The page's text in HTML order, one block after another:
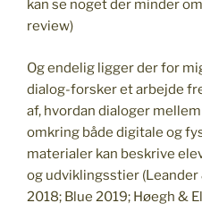
kan se noget der minder
review)
Og endelig ligger der for
dialog-forsker et arbejde
af, hvordan dialoger
omkring både digitale og
materialer kan beskrive
og udviklingsstier
2018; Blue 2019; Høegh &